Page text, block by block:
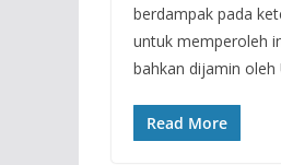
berdampak pada
untuk memperoleh
bahkan dijamin oleh
Read More